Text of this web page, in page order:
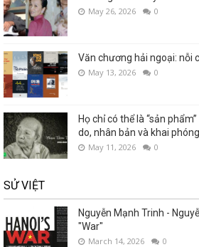
May 26, 2026 0
Văn chương hải ngoại: nỗi
May 13, 2026 0
Họ chỉ có thể là “sản
do, nhân bản và khai phóng
May 11, 2026 0
SỬ VIỆT
Nguyễn Mạnh Trinh -
"War"
March 14, 2026 0